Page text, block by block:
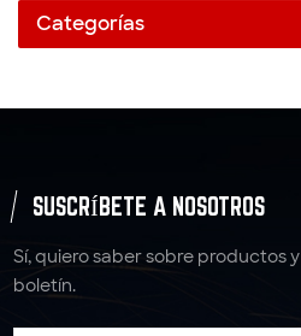
Categorías
SUSCRÍBETE A NOSOTROS
Sí, quiero saber sobre productos
boletín.